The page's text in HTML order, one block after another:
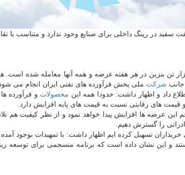
سفید در رینگ داخلی برای صنایع وجود ندارد و متناسب با
اضافه كرد: به صورت متوسط طی هفت هفته گذشته، بیشتر از ۱۰۰ هزار تن بنزین در هر هفته عرضه و همه آنها معامله شده
جانب شركت ملی پخش فرآورده های نفتی ایران انجام می
داد و اظهار داشت: حدودا همه این محصولات و فرآورده
های رقابتی نسبت به قیمت های پایه افزایش دارد.
عرضه ها افزایش پیدا خواهد نمود و از نظر كیفیت هم
را گسترش دهیم.
تسهیل كرده ایم اظهار داشت: با تمهیدات بوجود آمده
و این نشان داده است كه برنامه منسجمی برای توسعه